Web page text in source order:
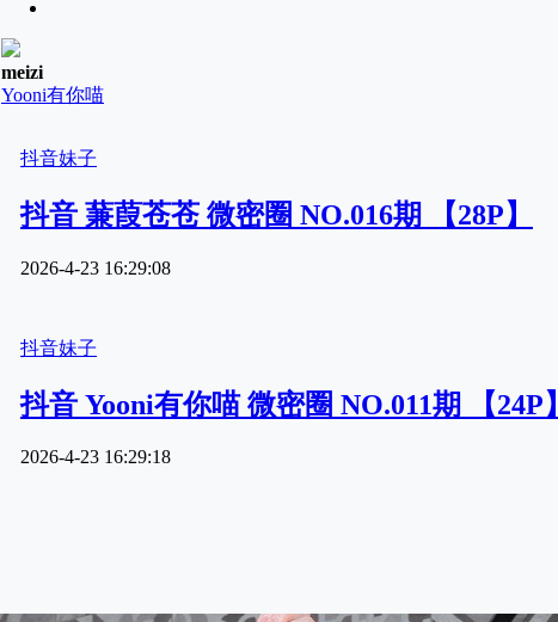
meizi
Yooni有你喵
抖音妹子
抖音 蒹葭苍苍 微密圈 NO.016期 【28P】
2026-4-23 16:29:08
抖音妹子
抖音 Yooni有你喵 微密圈 NO.011期 【24P】
2026-4-23 16:29:18